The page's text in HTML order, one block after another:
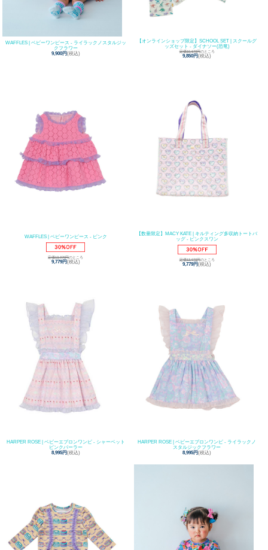
WAFFLES | ベビーワンピース - ライラックノスタルジッ
クフラワー
9,900円(税込)
【オンラインショップ限定】SCHOOL SET | スクールグ
ッズセット - ダイナソー(恐竜)
定価10,670円のところ
9,850円(税込)
WAFFLES | ベビーワンピース - ピンク
定価13,970円のところ
9,779円(税込)
【数量限定】MACY KATE | キルティング多収納トートバ
ッグ - ピンクスワン
定価13,970円のところ
9,779円(税込)
HARPER ROSE | ベビーエプロンワンピ - シャーベット
ピンクパーラー
8,995円(税込)
HARPER ROSE | ベビーエプロンワンピ - ライラックノ
スタルジックフラワー
8,995円(税込)